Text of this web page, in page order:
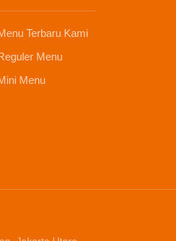
Terbaru Kami
Menu
Menu